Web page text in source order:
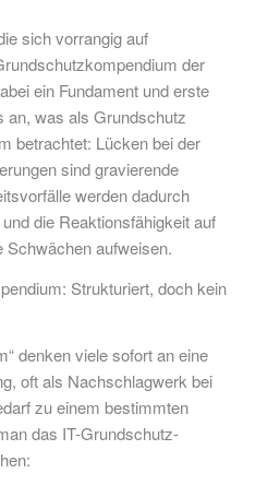
sich vorrangig auf
der
ein Fundament und erste
an, was als Grundschutz
betrachtet: Lücken bei der
sind gravierende
werden dadurch
die Reaktionsfähigkeit auf
Schwächen aufweisen.
Strukturiert, doch kein
denken viele sofort an eine
oft als Nachschlagwerk bei
zu einem bestimmten
das IT-Grundschutz-